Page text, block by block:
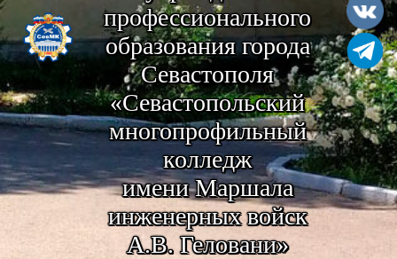
профессионального
образования города
Севастополя
«Севастопольский
многопрофильный
колледж
имени Маршала
инженерных войск
А.В. Геловани»